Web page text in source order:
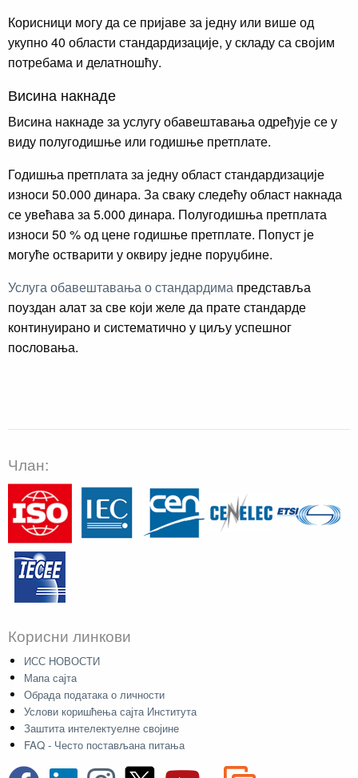
Корисници могу да се пријаве за једну или више од
укупно 40 области стандардизације, у складу са својим
потребама и делатношћу.
Висина накнаде
Висина накнаде за услугу обавештавања одређује се у
виду полугодишње или годишње претплате.
Годишња претплата за једну област стандардизације
износи 50.000 динара. За сваку следећу област накнада
се увећава за 5.000 динара. Полугодишња претплата
износи 50 % од цене годишње претплате. Попуст је
могуће остварити у оквиру једне поруџбине.
Услуга обавештавања о стандардима представља
поуздан алат за све који желе да прате стандарде
континуирано и систематично у циљу успешног
пocловања.
Члан:
Корисни линкови
ИСС НОВОСТИ
Мапа сајта
Обрада података о личности
Услови коришћења сајта Института
Заштита интелектуелне својине
FAQ - Често постављана питања